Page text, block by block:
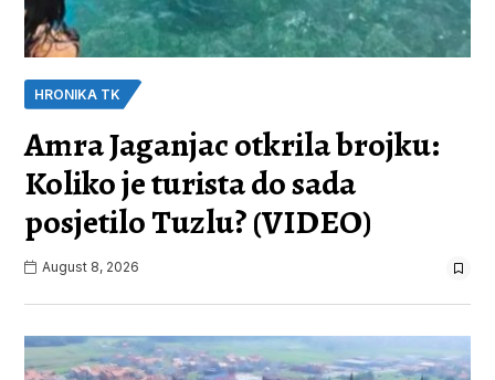
HRONIKA TK
Amra Jaganjac otkrila brojku:
Koliko je turista do sada
posjetilo Tuzlu? (VIDEO)
August 8, 2026